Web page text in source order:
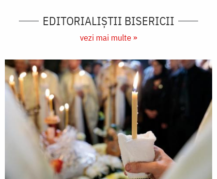
EDITORIALIȘTII BISERICII
vezi mai multe »